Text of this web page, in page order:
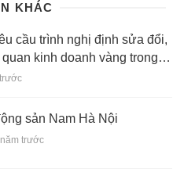
KHÁC
cầu trình nghị định sửa đổi,
kinh doanh vàng trong
sản Nam Hà Nội
trước